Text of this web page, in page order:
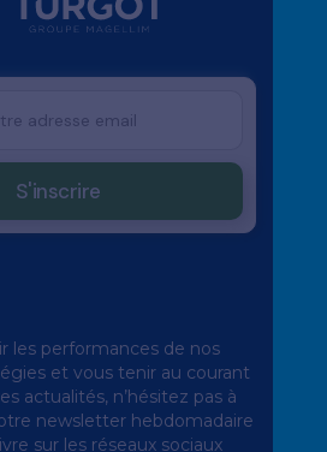
les performances de nos
et vous tenir au courant
actualités, n’hésitez pas à
newsletter hebdomadaire
sur les réseaux sociaux